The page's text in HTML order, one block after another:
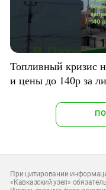
Топливный кризис
и цены до 140р за
При цитировании
«Кавказский узел»